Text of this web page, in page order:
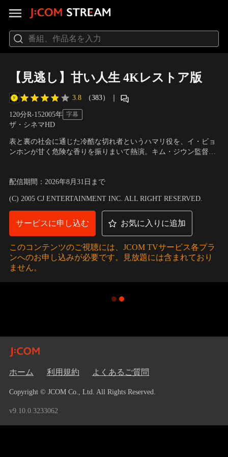
【見逃し】甘い人生 4Kレストア版
3.8 （383） ｜
120分R-152005年 字幕
ザ・シネマHD
表と裏の社会に通じた冷酷な切れ者というハマリ役を、イ・ビョ
ンホンが甘く危険な香りを振りまいて熱演。キム・ジウン監督に
配信期間 ： 2026年8月31日 まで
(C) 2005 CJ ENTERTAINMENT INC. ALL RIGHT RESERVED.
サービスに申し込む お気に入りに追加
このコンテンツのご視聴には、JCOM TVサービス各プラ
ンへのお申し込みが必要です。見放題には含まれており
ません。
ホーム 利用規約 よくあるご質問
Copyright © JCOM Co., Ltd. All Rights Reserved.
v9.10.0.3233062